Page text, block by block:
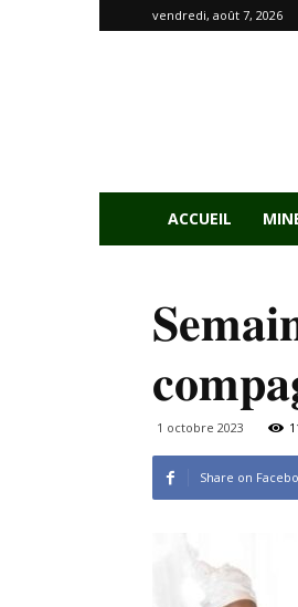
vendredi, août 7, 2026
ACCUEIL
1 octobre 2023
Share on